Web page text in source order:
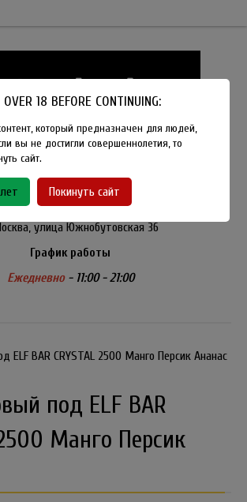
8-915-450-21-92
магазин Method Vapeshop
улица Южнобутовская 36
График работы
Ежедневно- 11:00 - 21:00
ELF BAR CRYSTAL 2500 Манго Персик Ананас
под ELF BAR
2500 Манго Персик
18 BEFORE CONTINUING:
который предназначен для людей,
вы не достигли совершеннолетия, то
сайт.
Покинуть сайт